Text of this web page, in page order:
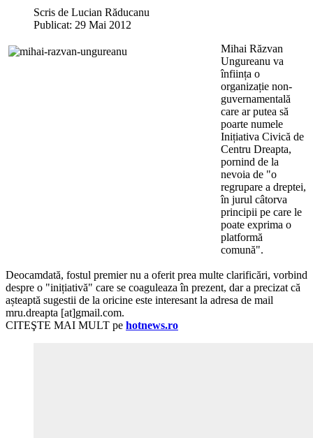
Scris de Lucian Răducanu
Publicat: 29 Mai 2012
Mihai Răzvan
Ungureanu va
înființa o
organizație non-
guvernamentală
care ar putea să
poarte numele
Inițiativa Civică de
Centru Dreapta,
pornind de la
nevoia de "o
regrupare a dreptei,
în jurul câtorva
principii pe care le
poate exprima o
platformă
comună".
Deocamdată, fostul premier nu a oferit prea multe clarificări, vorbind
despre o "inițiativă" care se coaguleaza în prezent, dar a precizat că
așteaptă sugestii de la oricine este interesant la adresa de mail
mru.dreapta [at]gmail.com.
CITEŞTE MAI MULT pe hotnews.ro